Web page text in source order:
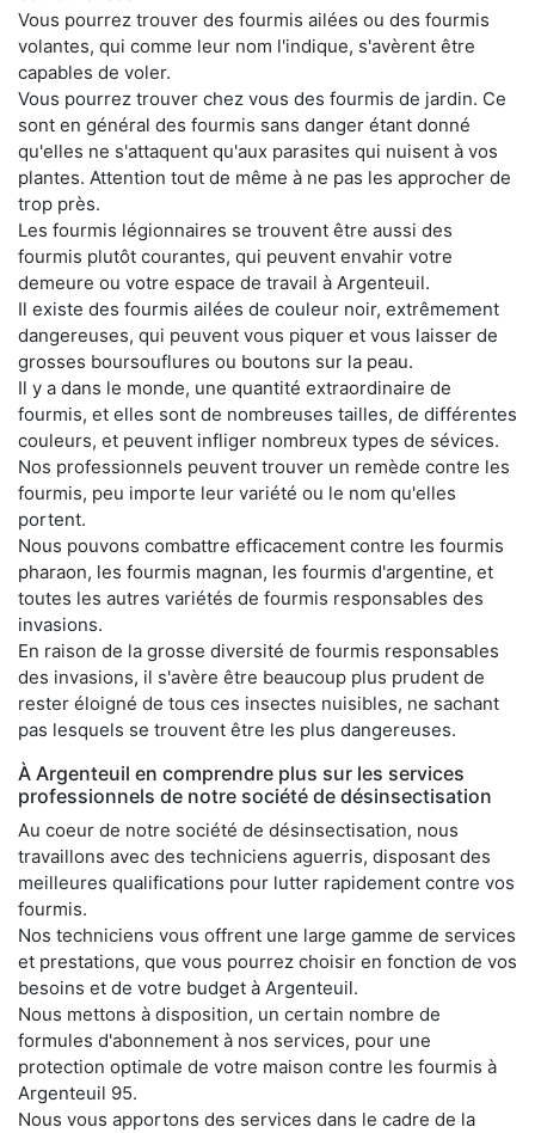
Vous pourrez trouver des fourmis ailées ou des fourmis
volantes, qui comme leur nom l'indique, s'avèrent être
capables de voler.
Vous pourrez trouver chez vous des fourmis de jardin. Ce
sont en général des fourmis sans danger étant donné
qu'elles ne s'attaquent qu'aux parasites qui nuisent à vos
plantes. Attention tout de même à ne pas les approcher de
trop près.
Les fourmis légionnaires se trouvent être aussi des
fourmis plutôt courantes, qui peuvent envahir votre
demeure ou votre espace de travail à Argenteuil.
Il existe des fourmis ailées de couleur noir, extrêmement
dangereuses, qui peuvent vous piquer et vous laisser de
grosses boursouflures ou boutons sur la peau.
Il y a dans le monde, une quantité extraordinaire de
fourmis, et elles sont de nombreuses tailles, de différentes
couleurs, et peuvent infliger nombreux types de sévices.
Nos professionnels peuvent trouver un remède contre les
fourmis, peu importe leur variété ou le nom qu'elles
portent.
Nous pouvons combattre efficacement contre les fourmis
pharaon, les fourmis magnan, les fourmis d'argentine, et
toutes les autres variétés de fourmis responsables des
invasions.
En raison de la grosse diversité de fourmis responsables
des invasions, il s'avère être beaucoup plus prudent de
rester éloigné de tous ces insectes nuisibles, ne sachant
pas lesquels se trouvent être les plus dangereuses.
À Argenteuil en comprendre plus sur les services
professionnels de notre société de désinsectisation
Au coeur de notre société de désinsectisation, nous
travaillons avec des techniciens aguerris, disposant des
meilleures qualifications pour lutter rapidement contre vos
fourmis.
Nos techniciens vous offrent une large gamme de services
et prestations, que vous pourrez choisir en fonction de vos
besoins et de votre budget à Argenteuil.
Nous mettons à disposition, un certain nombre de
formules d'abonnement à nos services, pour une
protection optimale de votre maison contre les fourmis à
Argenteuil 95.
Nous vous apportons des services dans le cadre de la